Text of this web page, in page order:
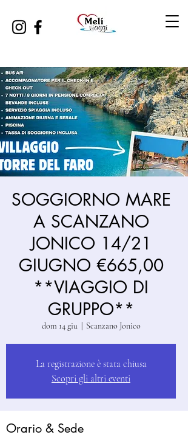
SOGGIORNO MARE
A SCANZANO
JONICO 14/21
GIUGNO €665,00
**VIAGGIO DI
GRUPPO**
dom 14 giu
  |
Scanzano Jonico
La registrazione è stata chiusa
Scopri gli altri eventi
Orario & Sede